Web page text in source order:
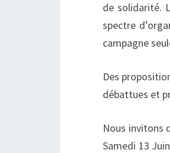
de solidarité.
spectre
campagne
Des
débattues et
Nous invitons
Samedi 13